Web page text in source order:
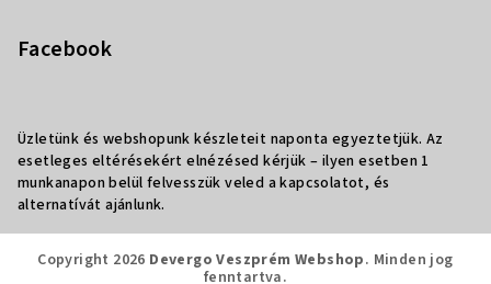
Facebook
Üzletünk és webshopunk készleteit naponta egyeztetjük. Az
esetleges eltérésekért elnézésed kérjük – ilyen esetben 1
munkanapon belül felvesszük veled a kapcsolatot, és
alternatívát ajánlunk.
Copyright 2026 Devergo Veszprém Webshop. Minden jog
fenntartva.